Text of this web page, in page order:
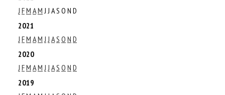
J FM AM J J AS O N D
2021
J FM AM J J AS O N D
2020
J FM AM J J AS O N D
2019